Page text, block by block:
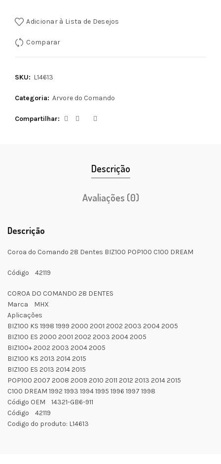
Adicionar à Lista de Desejos
Comparar
SKU: L14613
Categoria: Arvore do Comando
Compartilhar
Descrição
Avaliações (0)
Descrição
Coroa do Comando 28 Dentes BIZ100 POP100 C100 DREAM
Código 42119
COROA DO COMANDO 28 DENTES
Marca MHX
Aplicações
BIZ100 KS 1998 1999 2000 2001 2002 2003 2004 2005
BIZ100 ES 2000 2001 2002 2003 2004 2005
BIZ100+ 2002 2003 2004 2005
BIZ100 KS 2013 2014 2015
BIZ100 ES 2013 2014 2015
POP100 2007 2008 2009 2010 2011 2012 2013 2014 2015
C100 DREAM 1992 1993 1994 1995 1996 1997 1998
Código OEM 14321-GB6-911
Código 42119
Codigo do produto: L14613